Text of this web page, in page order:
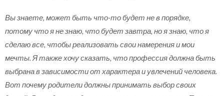
Вы знаете, может быть что-то будет не в порядке,
потому что я не знаю, что будет завтра, но я знаю, что я
сделаю все, чтобы реализовать свои намерения и мои
мечты. Я также хочу сказать, что профессия должна быть
выбрана в зависимости от характера и увлечений человека.
Вот почему родители должны принимать выбор своих